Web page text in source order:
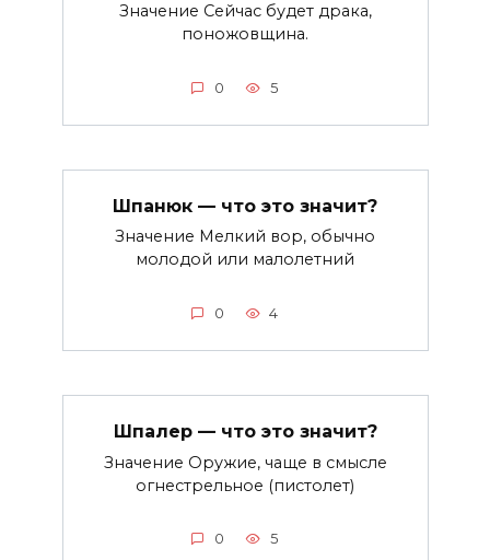
Значение Сейчас будет драка,
поножовщина.
0 5
Шпанюк — что это значит?
Значение Мелкий вор, обычно
молодой или малолетний
0 4
Шпалер — что это значит?
Значение Оружие, чаще в смысле
огнестрельное (пистолет)
0 5